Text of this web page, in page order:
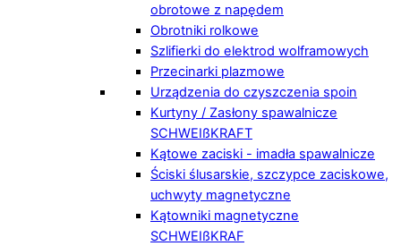
obrotowe z napędem
Obrotniki rolkowe
Szlifierki do elektrod wolframowych
Przecinarki plazmowe
Urządzenia do czyszczenia spoin
Kurtyny / Zasłony spawalnicze
SCHWEIßKRAFT
Kątowe zaciski - imadła spawalnicze
Ściski ślusarskie, szczypce zaciskowe,
uchwyty magnetyczne
Kątowniki magnetyczne
SCHWEIßKRAF